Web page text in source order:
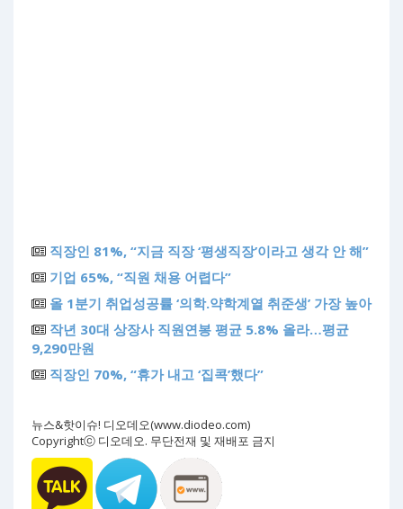
직장인 81%, “지금 직장 ‘평생직장’이라고 생각 안 해”
기업 65%, “직원 채용 어렵다”
올 1분기 취업성공률 ‘의학.약학계열 취준생’ 가장 높아
작년 30대 상장사 직원연봉 평균 5.8% 올라…평균
9,290만원
직장인 70%, “휴가 내고 ‘집콕’했다”
뉴스&핫이슈! 디오데오(www.diodeo.com)
Copyrightⓒ 디오데오. 무단전재 및 재배포 금지